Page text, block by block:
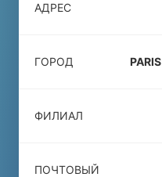
АДРЕС
ГОРОД PARIS
ФИЛИАЛ
ПОЧТОВЫЙ